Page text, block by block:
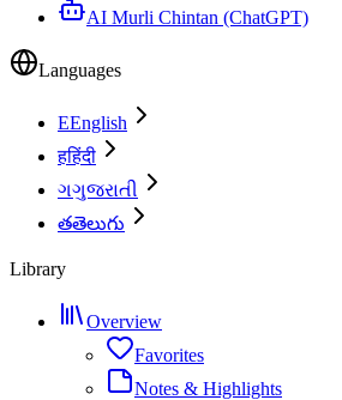
AI Murli Chintan (ChatGPT)
Languages
EEnglish
हहिंदी
ગગુજરાતી
తతెలుగు
Library
Overview
Favorites
Notes & Highlights